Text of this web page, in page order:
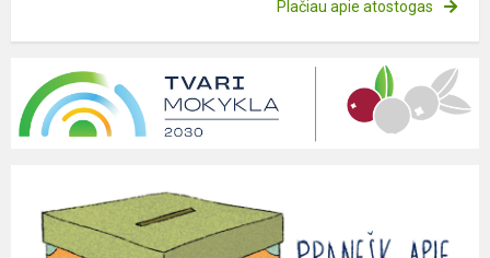
Plačiau apie atostogas